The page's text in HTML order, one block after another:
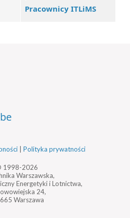
Pracownicy ITLiMS
| Polityka prywatności
1998-2026
Warszawska,
Energetyki i Lotnictwa,
24,
Warszawa